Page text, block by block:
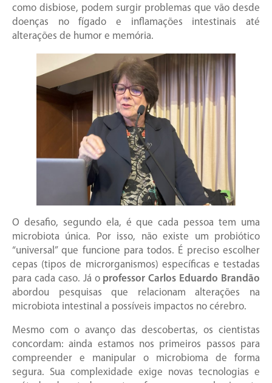
como disbiose, podem surgir problemas que vão desde
doenças no fígado e inflamações intestinais até
alterações de humor e memória.
O desafio, segundo ela, é que cada pessoa tem uma
microbiota única. Por isso, não existe um probiótico
“universal” que funcione para todos. É preciso escolher
cepas (tipos de microrganismos) específicas e testadas
para cada caso. Já o professor Carlos Eduardo Brandão
abordou pesquisas que relacionam alterações na
microbiota intestinal a possíveis impactos no cérebro.
Mesmo com o avanço das descobertas, os cientistas
concordam: ainda estamos nos primeiros passos para
compreender e manipular o microbioma de forma
segura. Sua complexidade exige novas tecnologias e